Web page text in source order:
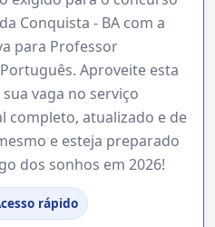
Conquista - BA com a
para Professor
Aproveite esta
vaga no serviço
completo, atualizado e de
e esteja preparado
dos sonhos em 2026!
rápido